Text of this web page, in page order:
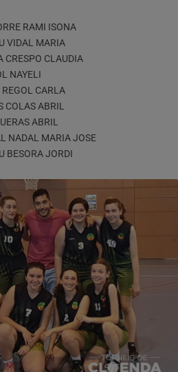
RAMI ISONA
VIDAL MARIA
CRESPO CLAUDIA
NAYELI
CARLA
COLAS ABRIL
ABRIL
NADAL MARIA JOSE
BESORAJORDI